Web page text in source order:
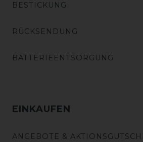
BESTICKUNG
RÜCKSENDUNG
BATTERIEENTSORGUNG
EINKAUFEN
ANGEBOTE &